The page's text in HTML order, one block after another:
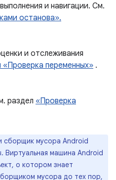
и навигации. См.
останова».
и отслеживания
«Проверка переменных» .
раздел «Проверка
сборщик мусора Android
Виртуальная машина Android
о котором знает
мусора до тех пор,